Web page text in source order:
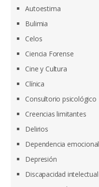
Autoestima
Bulimia
Celos
Ciencia Forense
Cine y Cultura
Clínica
Consultorio psicológico
Creencias limitantes
Delirios
Dependencia emocional
Depresión
Discapacidad intelectual